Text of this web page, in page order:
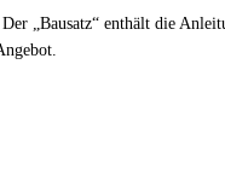
„Bausatz“ enthält die